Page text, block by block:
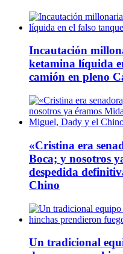
Incautación
ketamina líquida
camión en pleno
«Cristina era
Boca; y nosotros
despedida
Chino
Un tradicional